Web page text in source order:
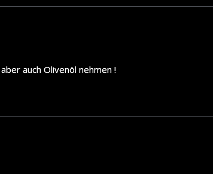
auch Olivenöl nehmen !